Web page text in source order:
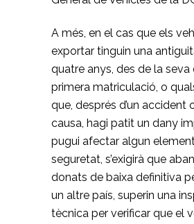
A més, en el cas que els
exportar tinguin una
quatre anys, des de la seva
primera matriculació, o
que, després d’un accident
causa, hagi patit un dany
pugui afectar algun
seguretat, s’exigirà que
donats de baixa definitiva
un altre país, superin una
tècnica per verificar que el